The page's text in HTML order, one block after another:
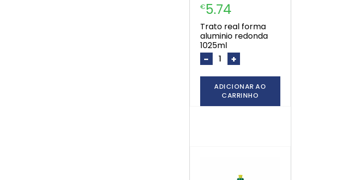
€5.74
trato real forma
aluminio redonda
1025ml
- +
ADICIONAR AO
CARRINHO